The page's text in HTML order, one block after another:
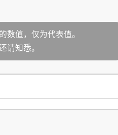
数值，仅为代表值。
请知悉。